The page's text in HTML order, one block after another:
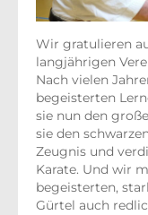
Wir gratulieren
langjährigen
Nach vielen
begeisterten
sie nun den
sie den
Zeugnis und
Karate. Und wir
begeisterten,
Gürtel auch